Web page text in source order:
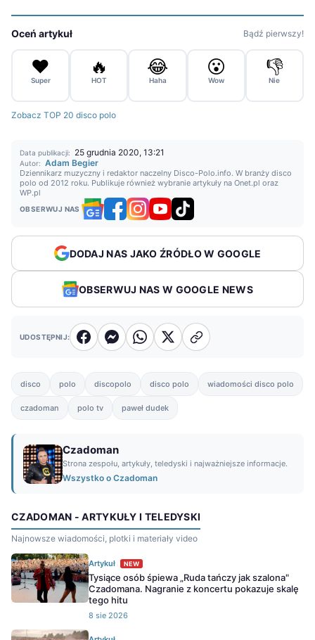
Oceń artykuł Bądź pierwszy!
❤️
Super
🔥
HOT
😂
Haha
😮
Wow
👎
Nie
Zobacz TOP 20 disco polo
Data publikacji: 25 grudnia 2020, 13:21
Autor: Adam Begier
Dziennikarz muzyczny i redaktor naczelny Disco-Polo.info. W branży disco
polo od 2012 roku. Publikuje również wybranie artykuły na Onet.pl oraz
WP.pl
OBSERWUJ NAS
DODAJ NAS JAKO ŹRÓDŁO W GOOGLE
OBSERWUJ NAS W GOOGLE NEWS
UDOSTĘPNIJ:
disco polo discopolo disco polo wiadomości disco polo
czadoman polo tv paweł dudek
Czadoman
Strona zespołu, artykuły, teledyski i najważniejsze informacje.
Wszystko o Czadoman
CZADOMAN - ARTYKUŁY I TELEDYSKI
Najnowsze wiadomości, plotki i materiały video
Artykuł NEW
Tysiące osób śpiewa „Ruda tańczy jak szalona"
Czadomana. Nagranie z koncertu pokazuje skalę
tego hitu
8 sie 2026